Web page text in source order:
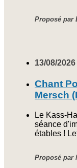
Proposé par
13/08/
Chant
Mersch
Le Kass-
séance
étables !
Proposé par